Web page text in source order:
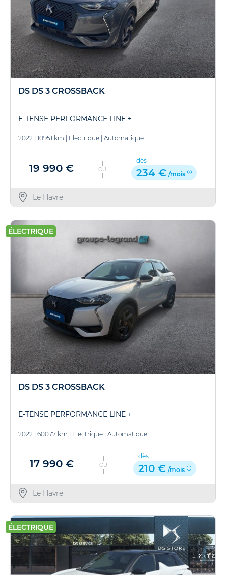
DS DS 3 CROSSBACK
E-TENSE PERFORMANCE LINE +
2022 10951 km Electrique Automatique
19 990 € OU
dès
234 € /mois
Le Havre
ÉLECTRIQUE
DS DS 3 CROSSBACK
E-TENSE PERFORMANCE LINE +
2022 60077 km Electrique Automatique
17 990 € OU
dès
210 € /mois
Le Havre
ÉLECTRIQUE